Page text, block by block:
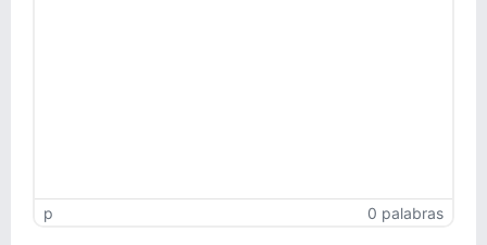
p 0 palabras